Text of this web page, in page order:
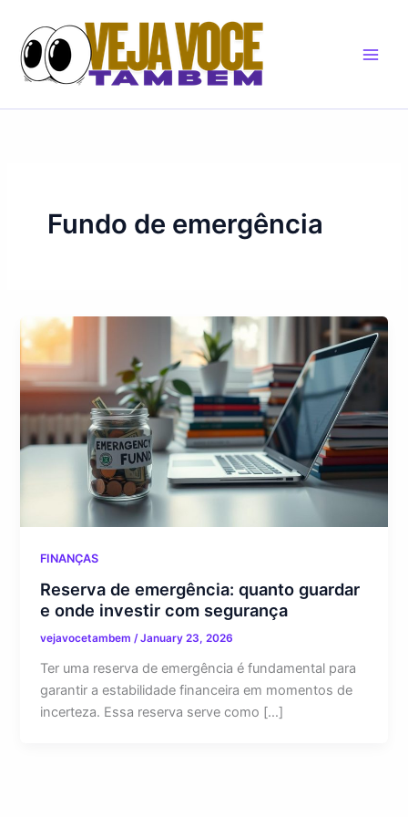
content
Fundo de emergência
FINANÇAS
Reserva de emergência: quanto guardar
e onde investir com segurança
vejavocetambem/January 23, 2026
Ter uma reserva de emergência é fundamental para
garantir a estabilidade financeira em momentos de
incerteza. Essa reserva serve como […]